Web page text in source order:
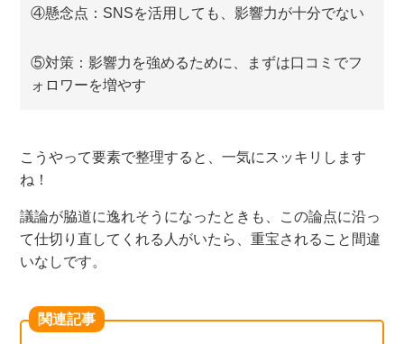
④懸念点：SNSを活用しても、影響力が十分でない
⑤対策：影響力を強めるために、まずは口コミでフ
ォロワーを増やす
こうやって要素で整理すると、一気にスッキリします
ね！
議論が脇道に逸れそうになったときも、この論点に沿っ
て仕切り直してくれる人がいたら、重宝されること間違
いなしです。
関連記事